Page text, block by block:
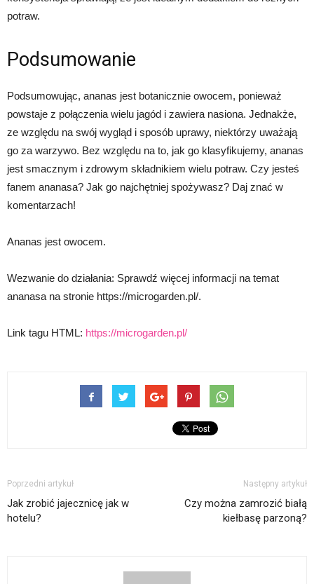
potraw.
Podsumowanie
Podsumowując, ananas jest botanicznie owocem, ponieważ
powstaje z połączenia wielu jagód i zawiera nasiona. Jednakże,
ze względu na swój wygląd i sposób uprawy, niektórzy uważają
go za warzywo. Bez względu na to, jak go klasyfikujemy, ananas
jest smacznym i zdrowym składnikiem wielu potraw. Czy jesteś
fanem ananasa? Jak go najchętniej spożywasz? Daj znać w
komentarzach!
Ananas jest owocem.
Wezwanie do działania: Sprawdź więcej informacji na temat
ananasa na stronie https://microgarden.pl/.
Link tagu HTML: https://microgarden.pl/
Poprzedni artykuł
Jak zrobić jajecznicę jak w
hotelu?
Następny artykuł
Czy można zamrozić białą
kiełbasę parzoną?